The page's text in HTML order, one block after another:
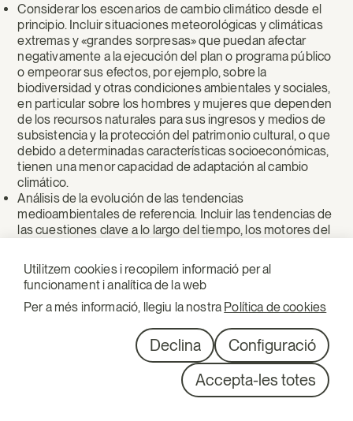
Considerar los escenarios de cambio climático desde el
principio. Incluir situaciones meteorológicas y climáticas
extremas y «grandes sorpresas» que puedan afectar
negativamente a la ejecución del plan o programa público
o empeorar sus efectos, por ejemplo, sobre la
biodiversidad y otras condiciones ambientales y sociales,
en particular sobre los hombres y mujeres que dependen
de los recursos naturales para sus ingresos y medios de
subsistencia y la protección del patrimonio cultural, o que
debido a determinadas características socioeconómicas,
tienen una menor capacidad de adaptación al cambio
climático.
Análisis de la evolución de las tendencias
medioambientales de referencia. Incluir las tendencias de
las cuestiones clave a lo largo del tiempo, los motores del
verse especialmente afectadas y los efectos distributivos
clave. Utilizar las evaluaciones de la vulnerabilidad para
ayudar a evaluar los cambios en el ambiente de referencia
y determinar las alternativas más resilientes.
«ecosistemas» para la planificación y examinar los
Buscar oportunidades de mejora. Velar por que los planes
o programas públicos sean coherentes con otros
Utilitzem cookies i recopilem informació per al
funcionament i analítica de la web
Per a més informació, llegiu la nostra Política de cookies
Declina
Configuració
Accepta-les totes